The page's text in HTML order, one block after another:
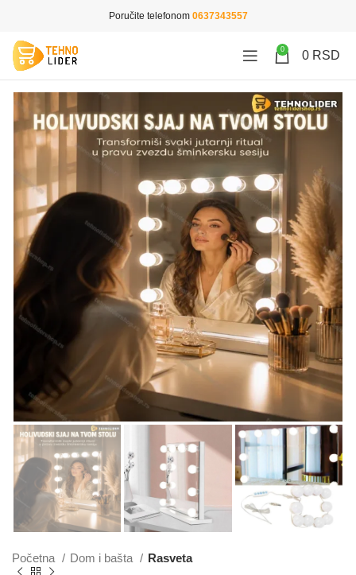
Poručite telefonom 0637343557
0 0 RSD
Početna Dom i bašta Rasveta